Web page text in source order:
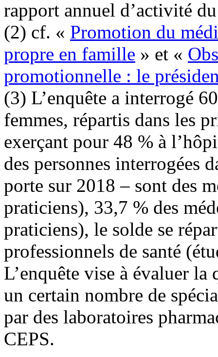
rapport annuel d’activité
(2) cf. « Promotion du
propre en famille » et «
promotionnelle : le
(3) L’enquête a interrogé
femmes, répartis dans les
exerçant pour 48 % à
des personnes interrogées
porte sur 2018 – sont des
praticiens), 33,7 % des
praticiens), le solde se
professionnels de santé
L’enquête vise à évaluer
un certain nombre de
par des laboratoires
CEPS.